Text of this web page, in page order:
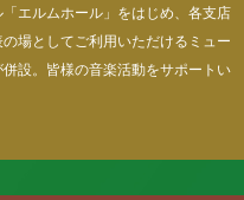
エルムホール」をはじめ、各支店
場としてご利用いただけるミュー
設。皆様の音楽活動をサポートい